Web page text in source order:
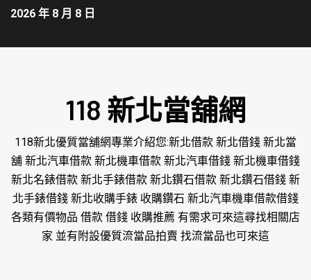
2026 年 8 月 8 日
118 新北當舖網
118新北優質當舖網專業介紹您:新北借款 新北借錢 新北當
舖 新北汽車借款 新北機車借款 新北汽車借錢 新北機車借錢
新北名錶借款 新北手錶借款 新北鑽石借款 新北鑽石借錢 新
北手錶借錢 新北收購手錶 收購鑽石 新北汽車機車借款借錢
各類有價物品 借款 借錢 收購推薦 有需求可來這尋找相關店
家 並有附設優質流當品拍賣 找流當品也可來這